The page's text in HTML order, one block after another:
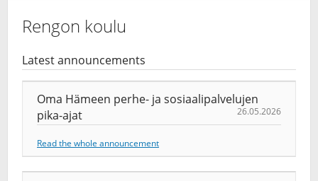
Rengon koulu
Latest announcements
Oma Hämeen perhe- ja sosiaalipalvelujen
pika-ajat
26.05.2026
Read the whole announcement